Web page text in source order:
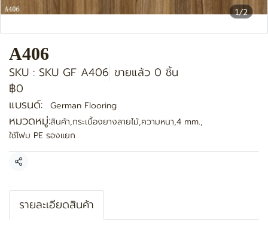
1/2
A406
SKU : SKU GF A406 ขายแล้ว 0 ชิ้น
฿0
แบรนด์:
German Flooring
หมวดหมู่:สินค้า,กระเบื้องยางลายไม้,ความหนา,4 mm.,
ใช้โฟม PE รองแยก
แชร์
รายละเอียดสินค้า